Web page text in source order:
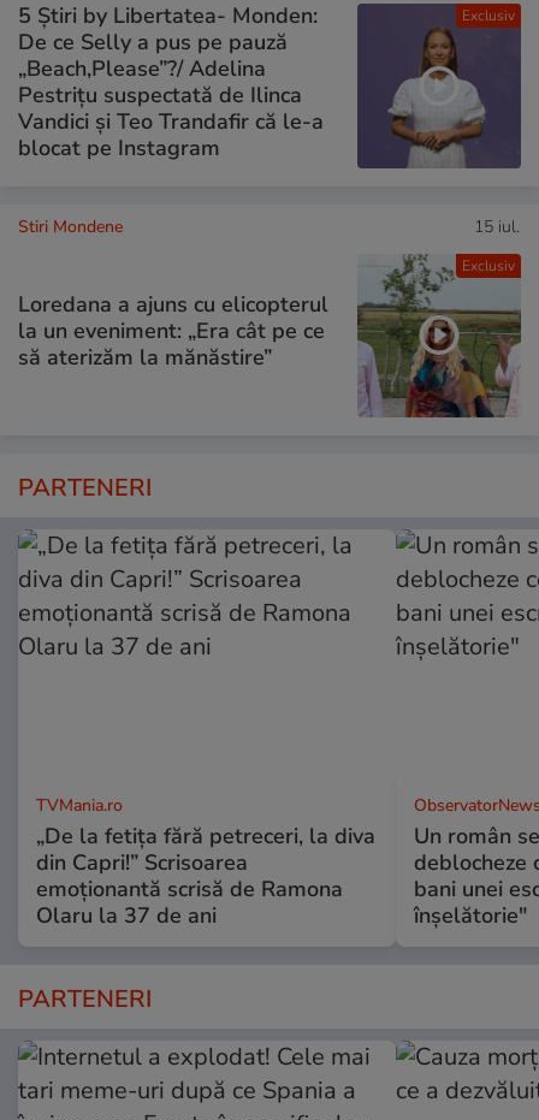
Exclusiv
5 Știri by Libertatea- Monden:
De ce Selly a pus pe pauză
„Beach,Please”?/ Adelina
Pestrițu suspectată de Ilinca
Vandici și Teo Trandafir că le-a
blocat pe Instagram
Exclusiv
Stiri Mondene 15 iul.
Loredana a ajuns cu elicopterul
la un eveniment: „Era cât pe ce
să aterizăm la mănăstire”
PARTENERI
TVMania.ro
„De la fetița fără petreceri, la diva
din Capri!” Scrisoarea
emoționantă scrisă de Ramona
Olaru la 37 de ani
Un român
deblocheze
bani unei
înşelătorie"
PARTENERI